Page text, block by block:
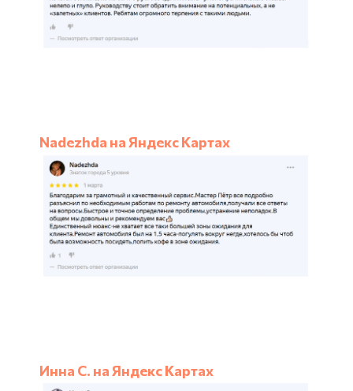
Nadezhda на Яндекс Картах
Инна С. на Яндекс Картах